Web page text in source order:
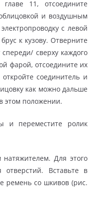
11, отсоедините
и воздушным
с левой
к кузову. Отверните
сверху каждого
фарой, отсоедините их
соединитель и
как можно дальше
этом положении.
и переместите ролик
Для этого
Вставьте в
ремень со шкивов (рис.